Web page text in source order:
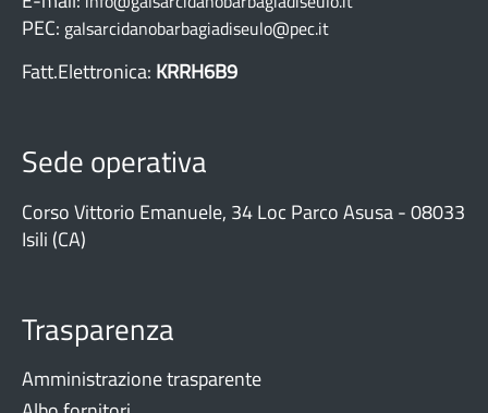
PEC: galsarcidanobarbagiadiseulo@pec.it
Fatt.Elettronica: KRRH6B9
Sede operativa
Corso Vittorio Emanuele, 34 Loc Parco Asusa - 08033
Isili (CA)
Trasparenza
Amministrazione trasparente